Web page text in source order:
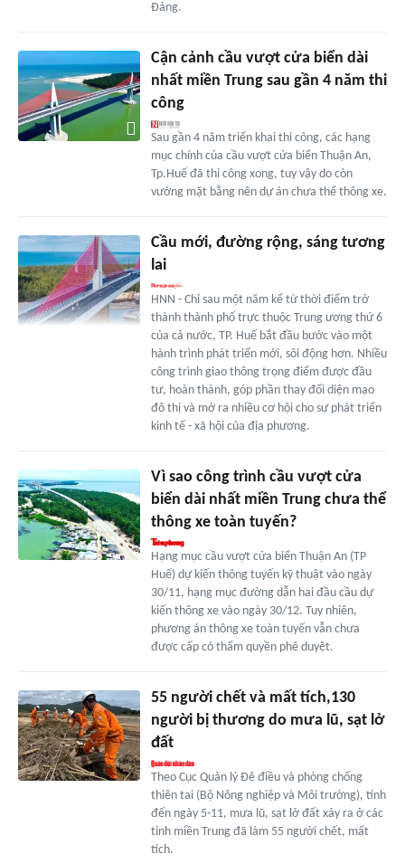
Đảng.
Cận cảnh cầu vượt cửa biển dài
nhất miền Trung sau gần 4 năm thi
công
Sau gần 4 năm triển khai thi công, các hạng
mục chính của cầu vượt cửa biển Thuận An,
Tp.Huế đã thi công xong, tuy vậy do còn
vướng mặt bằng nên dự án chưa thể thông xe.
Cầu mới, đường rộng, sáng tương
lai
HNN - Chỉ sau một năm kể từ thời điểm trở
thành thành phố trực thuộc Trung ương thứ 6
của cả nước, TP. Huế bắt đầu bước vào một
hành trình phát triển mới, sôi động hơn. Nhiều
công trình giao thông trọng điểm được đầu
tư, hoàn thành, góp phần thay đổi diện mạo
đô thị và mở ra nhiều cơ hội cho sự phát triển
kinh tế - xã hội của địa phương.
Vì sao công trình cầu vượt cửa
biển dài nhất miền Trung chưa thể
thông xe toàn tuyến?
Hạng mục cầu vượt cửa biển Thuận An (TP
Huế) dự kiến thông tuyến kỹ thuật vào ngày
30/11, hạng mục đường dẫn hai đầu cầu dự
kiến thông xe vào ngày 30/12. Tuy nhiên,
phương án thông xe toàn tuyến vẫn chưa
được cấp có thẩm quyền phê duyệt.
55 người chết và mất tích,130
người bị thương do mưa lũ, sạt lở
đất
Theo Cục Quản lý Đê điều và phòng chống
thiên tai (Bộ Nông nghiệp và Môi trường), tính
đến ngày 5-11, mưa lũ, sạt lở đất xảy ra ở các
tỉnh miền Trung đã làm 55 người chết, mất
tích.